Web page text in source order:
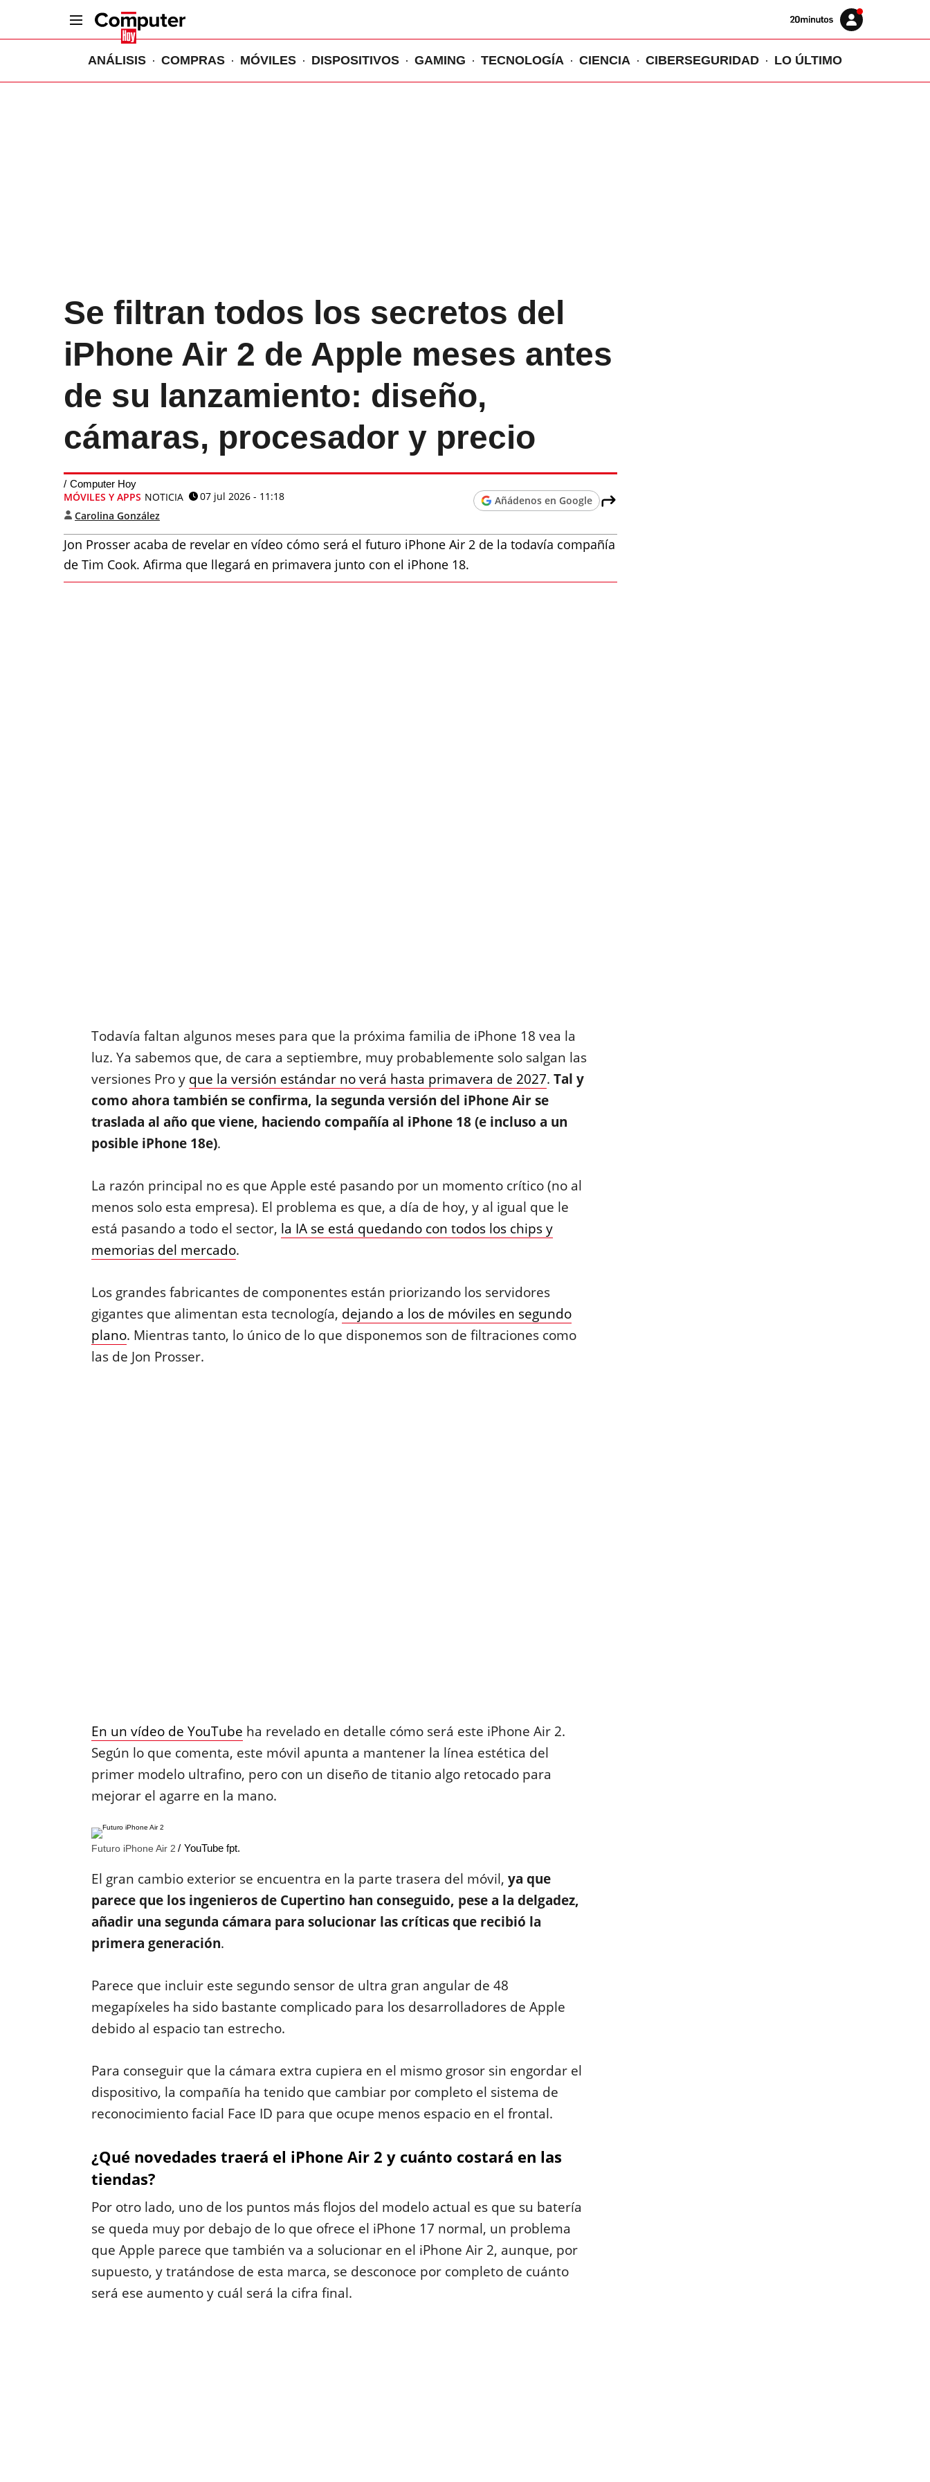
Volver
Iniciar
sesión
ANÁLISIS COMPRAS MÓVILES DISPOSITIVOS GAMING TECNOLOGÍA CIENCIA CIBERSEGURIDAD LO ÚLTIMO
Se filtran todos los secretos del
iPhone Air 2 de Apple meses antes
de su lanzamiento: diseño,
cámaras, procesador y precio
Computer Hoy
MÓVILES Y APPS NOTICIA
07 jul 2026 - 11:18
Carolina González
Añádenos en Google
Jon Prosser acaba de revelar en vídeo cómo será el futuro iPhone Air 2 de la todavía compañía
de Tim Cook. Afirma que llegará en primavera junto con el iPhone 18.
Todavía faltan algunos meses para que la próxima familia de iPhone 18 vea la
luz. Ya sabemos que, de cara a septiembre, muy probablemente solo salgan las
versiones Pro y que la versión estándar no verá hasta primavera de 2027. Tal y
como ahora también se confirma, la segunda versión del iPhone Air se
traslada al año que viene, haciendo compañía al iPhone 18 (e incluso a un
posible iPhone 18e).
La razón principal no es que Apple esté pasando por un momento crítico (no al
menos solo esta empresa). El problema es que, a día de hoy, y al igual que le
está pasando a todo el sector, la IA se está quedando con todos los chips y
memorias del mercado.
Los grandes fabricantes de componentes están priorizando los servidores
gigantes que alimentan esta tecnología, dejando a los de móviles en segundo
plano. Mientras tanto, lo único de lo que disponemos son de filtraciones como
las de Jon Prosser.
En un vídeo de YouTube ha revelado en detalle cómo será este iPhone Air 2.
Según lo que comenta, este móvil apunta a mantener la línea estética del
primer modelo ultrafino, pero con un diseño de titanio algo retocado para
mejorar el agarre en la mano.
Futuro iPhone Air 2 YouTube fpt.
El gran cambio exterior se encuentra en la parte trasera del móvil, ya que
parece que los ingenieros de Cupertino han conseguido, pese a la delgadez,
añadir una segunda cámara para solucionar las críticas que recibió la
primera generación.
Parece que incluir este segundo sensor de ultra gran angular de 48
megapíxeles ha sido bastante complicado para los desarrolladores de Apple
debido al espacio tan estrecho.
Para conseguir que la cámara extra cupiera en el mismo grosor sin engordar el
dispositivo, la compañía ha tenido que cambiar por completo el sistema de
reconocimiento facial Face ID para que ocupe menos espacio en el frontal.
¿Qué novedades traerá el iPhone Air 2 y cuánto costará en las
tiendas?
Por otro lado, uno de los puntos más flojos del modelo actual es que su batería
se queda muy por debajo de lo que ofrece el iPhone 17 normal, un problema
que Apple parece que también va a solucionar en el iPhone Air 2, aunque, por
supuesto, y tratándose de esta marca, se desconoce por completo de cuánto
será ese aumento y cuál será la cifra final.